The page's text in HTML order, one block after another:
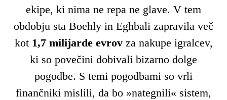
ekipe, ki nima ne repa ne glave. V tem
obdobju sta Boehly in Eghbali zapravila več
kot 1,7 milijarde evrov za nakupe igralcev,
ki so povečini dobivali bizarno dolge
pogodbe. S temi pogodbami so vrli
finančniki mislili, da bo »nategnili« sistem,